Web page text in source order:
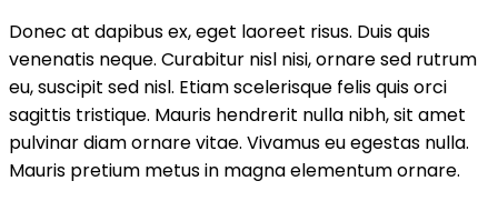
Donec at dapibus ex, eget laoreet risus. Duis quis
venenatis neque. Curabitur nisl nisi, ornare sed rutrum
eu, suscipit sed nisl. Etiam scelerisque felis quis orci
sagittis tristique. Mauris hendrerit nulla nibh, sit amet
pulvinar diam ornare vitae. Vivamus eu egestas nulla.
Mauris pretium metus in magna elementum ornare.